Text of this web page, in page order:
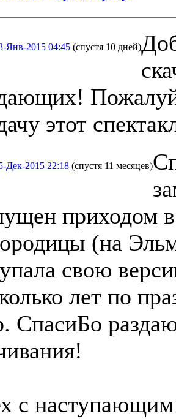
Янв-2015 04:45 (спустя 10 дней)
этот
Дек-2015 22:18 (спустя 11 месяцев)
приходом в
(на
свою
лет по
СпасиБо
с